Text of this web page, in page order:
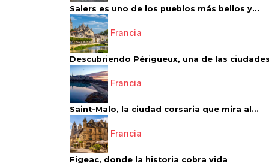
Salers es uno de los pueblos más bellos y...
Francia
Descubriendo Périgueux, una de las
Francia
Saint-Malo, la ciudad corsaria que mira al...
Francia
Figeac, donde la historia cobra vida